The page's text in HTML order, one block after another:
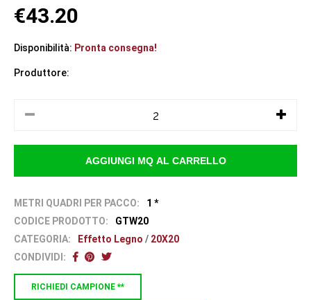
€43.20
Disponibilità: Pronta consegna!
Produttore:
METRI QUADRI PER PACCO:
1 *
CODICE PRODOTTO:
GTW20
CATEGORIA:
Effetto Legno / 20X20
CONDIVIDI:
RICHIEDI CAMPIONE **